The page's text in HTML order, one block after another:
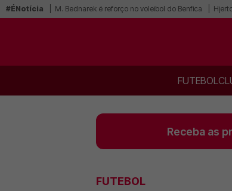
#ÉNotícia M. Bednarek é reforço no voleibol do Benfica
FUTEBOL
Receba as
FUTEBOL